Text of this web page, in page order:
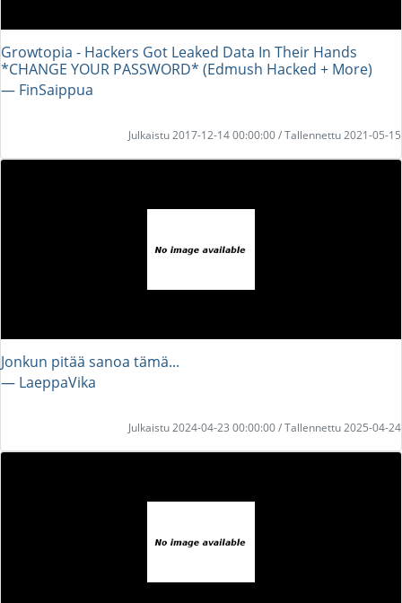
Growtopia - Hackers Got Leaked Data In Their Hands
*CHANGE YOUR PASSWORD* (Edmush Hacked + More)
― FinSaippua
Julkaistu 2017-12-14 00:00:00 / Tallennettu 2021-05-15
Jonkun pitää sanoa tämä...
― LaeppaVika
Julkaistu 2024-04-23 00:00:00 / Tallennettu 2025-04-24